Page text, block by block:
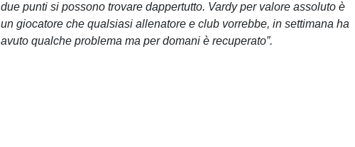
due punti si possono trovare dappertutto. Vardy per valore assoluto è
un giocatore che qualsiasi allenatore e club vorrebbe, in settimana ha
avuto qualche problema ma per domani è recuperato”.